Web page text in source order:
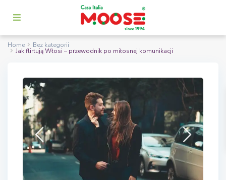
Home Bez kategorii
Jak flirtują Włosi – przewodnik po miłosnej komunikacji